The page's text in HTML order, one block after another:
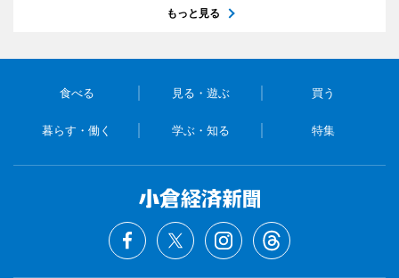
もっと見る
食べる 見る・遊ぶ 買う
暮らす・働く 学ぶ・知る 特集